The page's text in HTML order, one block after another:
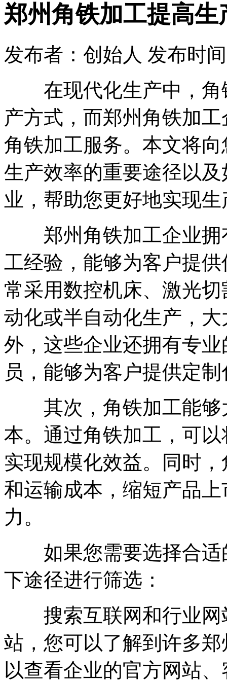
郑州角铁加工提高
发布者：创始人 发布时
在现代化生产中，角
产方式，而郑州角铁加
角铁加工服务。本文将
生产效率的重要途径以
业，帮助您更好地实现
郑州角铁加工企业拥
工经验，能够为客户提
常采用数控机床、激光
动化或半自动化生产，
外，这些企业还拥有专
员，能够为客户提供定
其次，角铁加工能够
本。通过角铁加工，可
实现规模化效益。同时
和运输成本，缩短产品
力。
如果您需要选择合适
下途径进行筛选：
搜索互联网和行业网
站，您可以了解到许多
以查看企业的官方网站